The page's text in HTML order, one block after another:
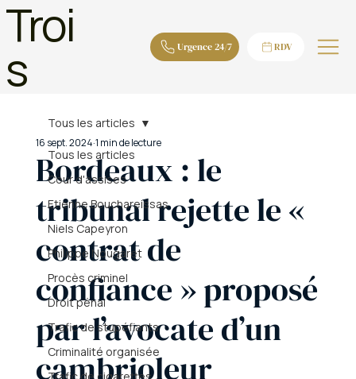
Troi
s Urgence 24/7 RDV
Tous les articles
Cour d'assises
Etienne Bouchareissas
Niels Capeyron
Philippe Nougaret
Procès criminel
Droit pénal
Trafic de stupéfiants
Criminalité organisée
Trafic de cigarettes
Tous les articles
Bordeaux : le
tribunal rejette le «
contrat de
confiance » proposé
par l’avocate d’un
cambrioleur
16 sept. 2024 1 min de lecture